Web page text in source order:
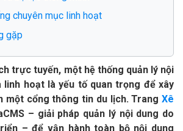
chuyên mục linh hoạt
gặp
trực tuyến, một hệ thống quản lý nội
linh hoạt là yếu tố quan trọng để xây
một cổng thông tin du lịch. Trang Xê
– giải pháp quản lý nội dung do
– để vận hành toàn bộ nội dung